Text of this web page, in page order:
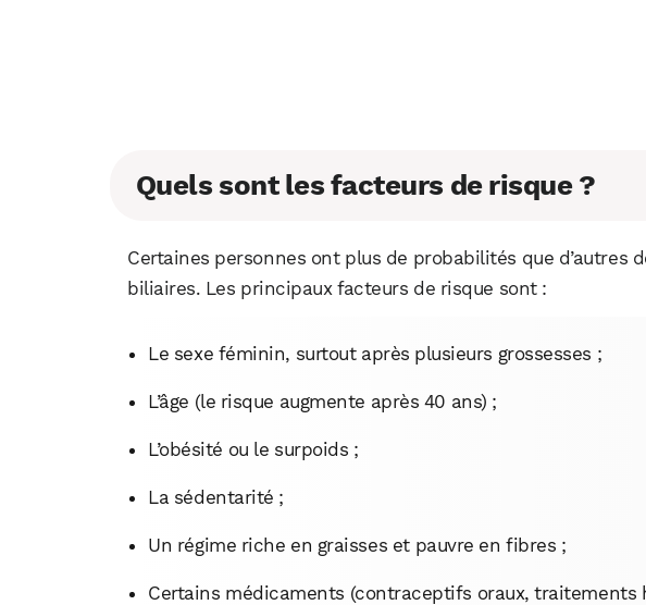
Quels sont les facteurs de risque ?
Certaines personnes ont plus de probabilités que d’autres
biliaires. Les principaux facteurs de risque sont :
Le sexe féminin, surtout après plusieurs grossesses ;
L’âge (le risque augmente après 40 ans) ;
L’obésité ou le surpoids ;
La sédentarité ;
Un régime riche en graisses et pauvre en fibres ;
Certains médicaments (contraceptifs oraux, traitements